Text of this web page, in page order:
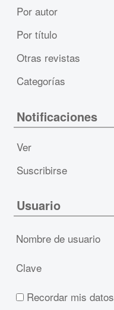
Por autor
Por título
Otras revistas
Categorías
Notificaciones
Ver
Suscribirse
Usuario
Nombre de usuario
Clave
Recordar mis datos